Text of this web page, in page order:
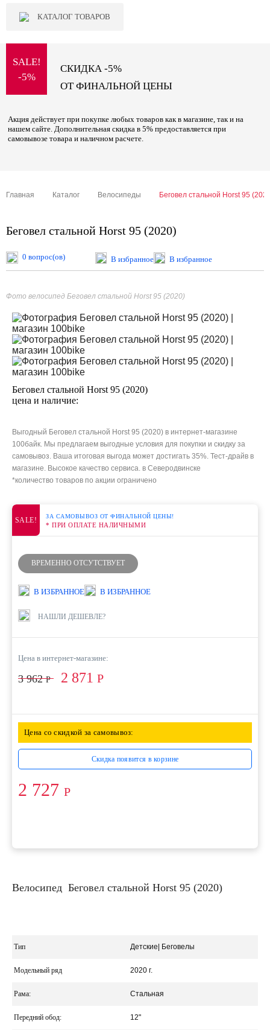
КАТАЛОГ ТОВАРОВ
SALE!
-5%
СКИДКА -5%
ОТ ФИНАЛЬНОЙ ЦЕНЫ
Акция действует при покупке любых товаров как в магазине, так и на
нашем сайте. Дополнительная скидка в 5% предоставляется при
самовывозе товара и наличном расчете.
Главная Каталог Велосипеды Беговел стальной Horst 95
Беговел стальной Horst 95 (2020)
0 вопрос(ов) В избранное В избранное
Фото велосипед Беговел стальной Horst 95 (2020)
Беговел стальной Horst 95 (2020)
цена и наличие:
Выгодный Беговел стальной Horst 95 (2020) в интернет-магазине
100байк. Мы предлагаем выгодные условия для покупки и скидку за
самовывоз. Ваша итоговая выгода может достигать 35%. Тест-драйв в
магазине. Высокое качество сервиса. в Северодвинске
*количество товаров по акции ограничено
SALE! ЗА САМОВЫВОЗ ОТ ФИНАЛЬНОЙ ЦЕНЫ!
* ПРИ ОПЛАТЕ НАЛИЧНЫМИ
ВРЕМЕННО ОТСУТСТВУЕТ
В ИЗБРАННОЕ В ИЗБРАННОЕ
НАШЛИ ДЕШЕВЛЕ?
Цена в интернет-магазине:
3 962Р 2 871 Р
Цена со скидкой за самовывоз:
Скидка появится в корзине
2 727 Р
Велосипед Беговел стальной Horst 95 (2020)
Тип Детские| Беговелы
Модельный ряд 2020 г.
Рама: Стальная
Передний обод: 12"